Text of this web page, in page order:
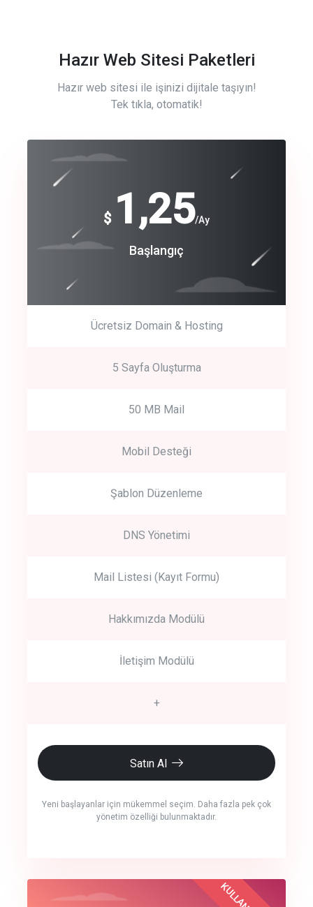
Hazır Web Sitesi Paketleri
Hazır web sitesi ile işinizi dijitale taşıyın!
Tek tıkla, otomatik!
$ 1,25/Ay
Başlangıç
Ücretsiz Domain & Hosting
5 Sayfa Oluşturma
50 MB Mail
Mobil Desteği
Şablon Düzenleme
DNS Yönetimi
Mail Listesi (Kayıt Formu)
Hakkımızda Modülü
İletişim Modülü
+
Satın Al
Yeni başlayanlar için mükemmel seçim. Daha fazla pek çok
yönetim özelliği bulunmaktadır.
Free
Basic
crm auto cync